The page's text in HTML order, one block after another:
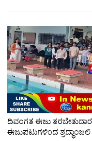
ದಿವಂಗತ ಈಜು
ಈಜುಪಟುಗಳಿಂದ ಶ್ರದ್ಧಾಂಜಲಿ